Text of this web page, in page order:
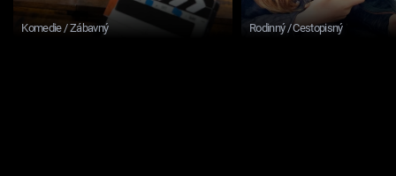
Komedie / Zábavný Rodinný / Cestopisný